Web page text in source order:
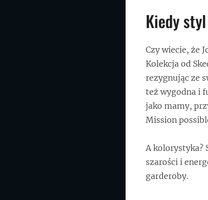
Kiedy
Czy wiecie, że
Kolekcja od
rezygnując ze
też wygodna i
jako mamy,
Mission
A kolorystyka?
szarości i
garderoby.